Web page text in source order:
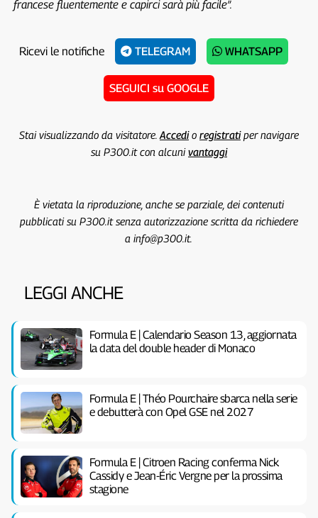
francese fluentemente e capirci sarà più facile”.
Ricevi le notifiche TELEGRAM WHATSAPP
SEGUICI su GOOGLE
Stai visualizzando da visitatore. Accedio registratiper navigare
su P300.it con alcunivantaggi
È vietata la riproduzione, anche se parziale, dei contenuti
pubblicati su P300.it senza autorizzazione scritta da richiedere
a info@p300.it.
LEGGI ANCHE
Formula E | Calendario Season 13, aggiornata
la data del double header di Monaco
Formula E | Théo Pourchaire sbarca nella serie
e debutterà con Opel GSE nel 2027
Formula E | Citroen Racing conferma Nick
Cassidy e Jean-Éric Vergne per la prossima
stagione